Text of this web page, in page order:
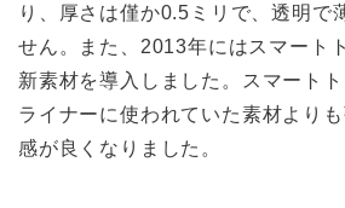
り、厚さは僅か0.5ミリで、透明で
せん。また、2013年にはスマート
新素材を導入しました。スマート
ライナーに使われていた素材より
感が良くなりました。